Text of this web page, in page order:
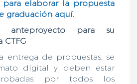
elaborar la propuesta
graduación aquí.
para su
entrega de propuestas, se
digital y deben estar
por todos los